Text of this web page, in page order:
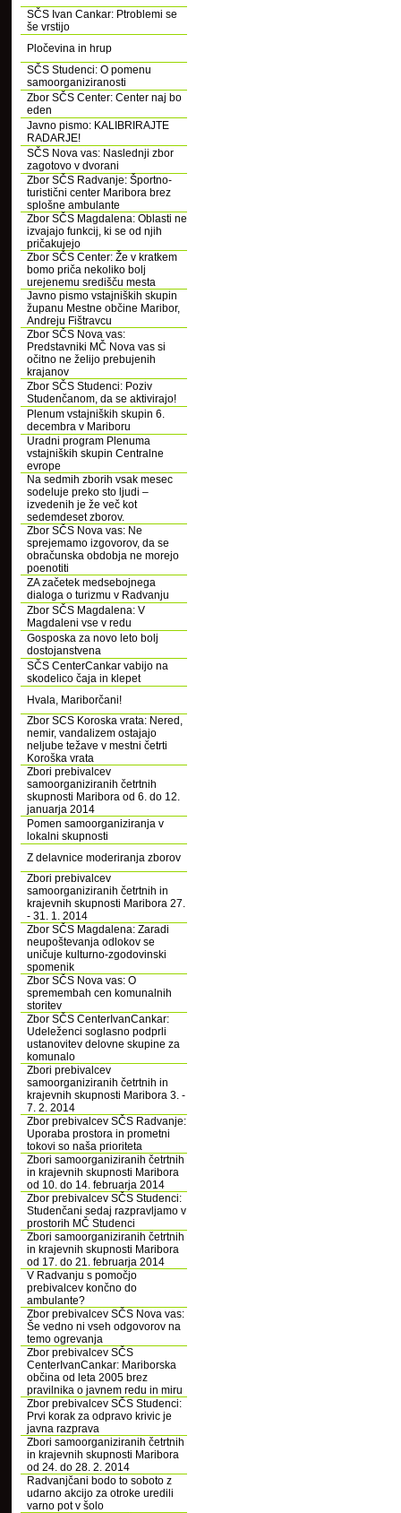
SČS Ivan Cankar: Ptroblemi se
še vrstijo
Pločevina in hrup
SČS Studenci: O pomenu
samoorganiziranosti
Zbor SČS Center: Center naj bo
eden
Javno pismo: KALIBRIRAJTE
RADARJE!
SČS Nova vas: Naslednji zbor
zagotovo v dvorani
Zbor SČS Radvanje: Športno-
turistični center Maribora brez
splošne ambulante
Zbor SČS Magdalena: Oblasti ne
izvajajo funkcij, ki se od njih
pričakujejo
Zbor SČS Center: Že v kratkem
bomo priča nekoliko bolj
urejenemu središču mesta
Javno pismo vstajniških skupin
županu Mestne občine Maribor,
Andreju Fištravcu
Zbor SČS Nova vas:
Predstavniki MČ Nova vas si
očitno ne želijo prebujenih
krajanov
Zbor SČS Studenci: Poziv
Studenčanom, da se aktivirajo!
Plenum vstajniških skupin 6.
decembra v Mariboru
Uradni program Plenuma
vstajniških skupin Centralne
evrope
Na sedmih zborih vsak mesec
sodeluje preko sto ljudi –
izvedenih je že več kot
sedemdeset zborov.
Zbor SČS Nova vas: Ne
sprejemamo izgovorov, da se
obračunska obdobja ne morejo
poenotiti
ZA začetek medsebojnega
dialoga o turizmu v Radvanju
Zbor SČS Magdalena: V
Magdaleni vse v redu
Gosposka za novo leto bolj
dostojanstvena
SČS CenterCankar vabijo na
skodelico čaja in klepet
Hvala, Mariborčani!
Zbor SCS Koroska vrata: Nered,
nemir, vandalizem ostajajo
neljube težave v mestni četrti
Koroška vrata
Zbori prebivalcev
samoorganiziranih četrtnih
skupnosti Maribora od 6. do 12.
januarja 2014
Pomen samoorganiziranja v
lokalni skupnosti
Z delavnice moderiranja zborov
Zbori prebivalcev
samoorganiziranih četrtnih in
krajevnih skupnosti Maribora 27.
- 31. 1. 2014
Zbor SČS Magdalena: Zaradi
neupoštevanja odlokov se
uničuje kulturno-zgodovinski
spomenik
Zbor SČS Nova vas: O
spremembah cen komunalnih
storitev
Zbor SČS CenterIvanCankar:
Udeleženci soglasno podprli
ustanovitev delovne skupine za
komunalo
Zbori prebivalcev
samoorganiziranih četrtnih in
krajevnih skupnosti Maribora 3. -
7. 2. 2014
Zbor prebivalcev SČS Radvanje:
Uporaba prostora in prometni
tokovi so naša prioriteta
Zbori samoorganiziranih četrtnih
in krajevnih skupnosti Maribora
od 10. do 14. februarja 2014
Zbor prebivalcev SČS Studenci:
Studenčani sedaj razpravljamo v
prostorih MČ Studenci
Zbori samoorganiziranih četrtnih
in krajevnih skupnosti Maribora
od 17. do 21. februarja 2014
V Radvanju s pomočjo
prebivalcev končno do
ambulante?
Zbor prebivalcev SČS Nova vas:
Še vedno ni vseh odgovorov na
temo ogrevanja
Zbor prebivalcev SČS
CenterIvanCankar: Mariborska
občina od leta 2005 brez
pravilnika o javnem redu in miru
Zbor prebivalcev SČS Studenci:
Prvi korak za odpravo krivic je
javna razprava
Zbori samoorganiziranih četrtnih
in krajevnih skupnosti Maribora
od 24. do 28. 2. 2014
Radvanjčani bodo to soboto z
udarno akcijo za otroke uredili
varno pot v šolo